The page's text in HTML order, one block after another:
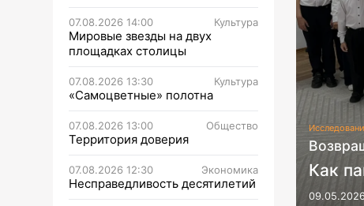
07.08.2026 14:00 Культура
Мировые звезды на двух
площадках столицы
07.08.2026 13:30 Культура
«Самоцветные» полотна
07.08.2026 13:00 Общество
Территория доверия
07.08.2026 12:30 Экономика
Несправедливость десятилетий
Как